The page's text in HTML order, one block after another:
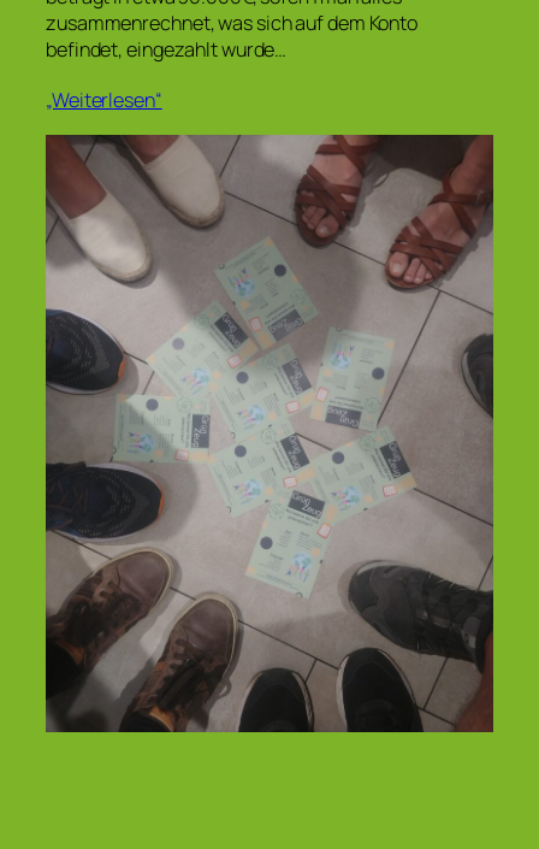
zusammenrechnet, was sich auf dem Konto
befindet, eingezahlt wurde…
„Weiterlesen“